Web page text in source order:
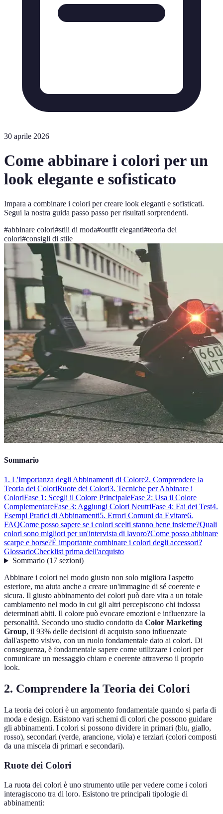
30 aprile 2026
Come abbinare i colori per un
look elegante e sofisticato
Impara a combinare i colori per creare look eleganti e sofisticati.
Segui la nostra guida passo passo per risultati sorprendenti.
#abbinare colori#stili di moda#outfit eleganti#teoria dei
colori#consigli di stile
Sommario
1. L'Importanza degli Abbinamenti di Colore2. Comprendere la
Teoria dei ColoriRuote dei Colori3. Tecniche per Abbinare i
ColoriFase 1: Scegli il Colore PrincipaleFase 2: Usa il Colore
ComplementareFase 3: Aggiungi Colori NeutriFase 4: Fai dei Test4.
Esempi Pratici di Abbinamenti5. Errori Comuni da Evitare6.
FAQCome posso sapere se i colori scelti stanno bene insieme?Quali
colori sono migliori per un'intervista di lavoro?Come posso abbinare
scarpe e borse?È importante combinare i colori degli accessori?
GlossarioChecklist prima dell'acquisto
Sommario(17 sezioni)
Abbinare i colori nel modo giusto non solo migliora l'aspetto
esteriore, ma aiuta anche a creare un'immagine di sé coerente e
sicura. Il giusto abbinamento dei colori può dare vita a un totale
cambiamento nel modo in cui gli altri percepiscono chi indossa
determinati abiti. Il colore può evocare emozioni e influenzare la
personalità. Secondo uno studio condotto da Color Marketing
Group, il 93% delle decisioni di acquisto sono influenzate
dall'aspetto visivo, con un ruolo fondamentale dato ai colori. Di
conseguenza, è fondamentale sapere come utilizzare i colori per
comunicare un messaggio chiaro e coerente attraverso il proprio
look.
2. Comprendere la Teoria dei Colori
La teoria dei colori è un argomento fondamentale quando si parla di
moda e design. Esistono vari schemi di colori che possono guidare
gli abbinamenti. I colori si possono dividere in primari (blu, giallo,
rosso), secondari (verde, arancione, viola) e terziari (colori composti
da una miscela di primari e secondari).
Ruote dei Colori
La ruota dei colori è uno strumento utile per vedere come i colori
interagiscono tra di loro. Esistono tre principali tipologie di
abbinamenti: